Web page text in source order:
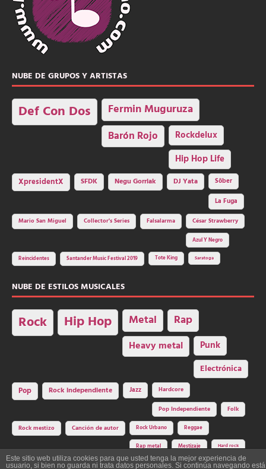
NUBE DE GRUPOS Y ARTISTAS
Def Con Dos Fermin Muguruza
Barón Rojo Rockdelux
Hip Hop Life
XpresidentX SFDK Negu Gorriak DJ Yata
Sôber
La Fuga
Mario San Miguel
Collector's Series Falsalarma César Strawberry
Azul Y Negro
Reincidentes Santander Music Festival 2019 Tote King Saratoga
NUBE DE ESTILOS MUSICALES
Rock Hip Hop Metal Rap
Heavy metal Punk
Electrónica
Pop Rock independiente Jazz Hardcore
Pop Independiente Folk
Rock mestizo Canción de autor Rock Urbano Reggae
Rap metal Mestizaje Hard rock
Este sitio web utiliza cookies para que usted tenga la mejor experiencia de
usuario, si bien no guarda ni trata datos personales. Si continúa navegando está